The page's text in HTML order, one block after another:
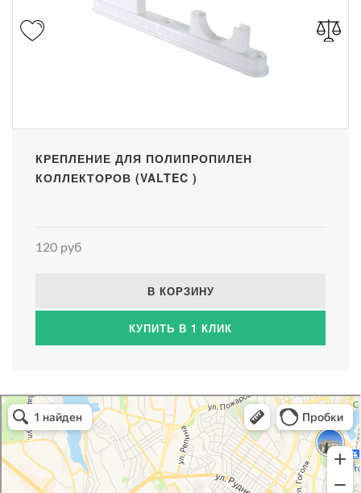
КРЕПЛЕНИЕ ДЛЯ ПОЛИПРОПИЛЕН
КОЛЛЕКТОРОВ (VALTEC )
120 руб
В КОРЗИНУ
КУПИТЬ В 1 КЛИК
Атриум-Крым
Системы водоснабжения, отопления, канализации в Севастополе
Снабжение строительных объектов в Севастополе